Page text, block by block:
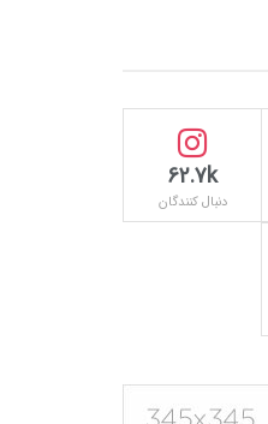
62.7k
دنبال کنندگان